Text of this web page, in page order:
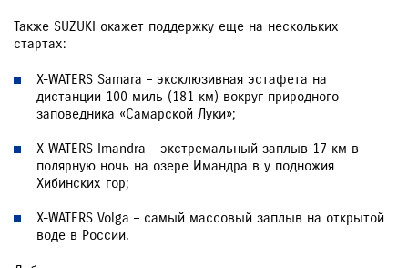
Также SUZUKI окажет поддержку еще на нескольких
стартах:
X-WATERS Samara – эксклюзивная эстафета на
дистанции 100 миль (181 км) вокруг природного
заповедника «Самарской Луки»;
X-WATERS Imandra – экстремальный заплыв 17 км в
полярную ночь на озере Имандра в у подножия
Хибинских гор;
X-WATERS Volga – самый массовый заплыв на открытой
воде в России.